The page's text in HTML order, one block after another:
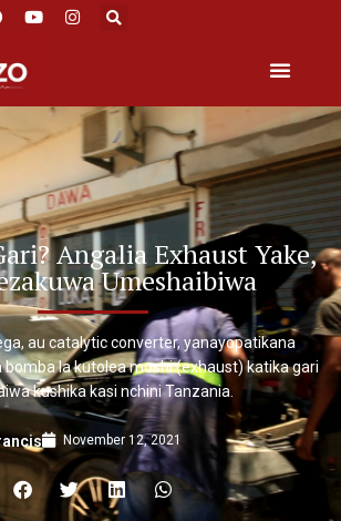
Angalia Exhaust Yake,
Umeshaibiwa
au catalytic converter, yanayopatikana
la kutolea moshi (exhaust) katika gari
kushika kasi nchini Tanzania.
November 12, 2021